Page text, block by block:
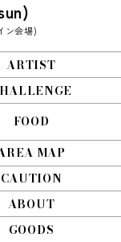
ン会場)
ARTIST
FOOD
MAP
CAUTION
ABOUT
GOODS